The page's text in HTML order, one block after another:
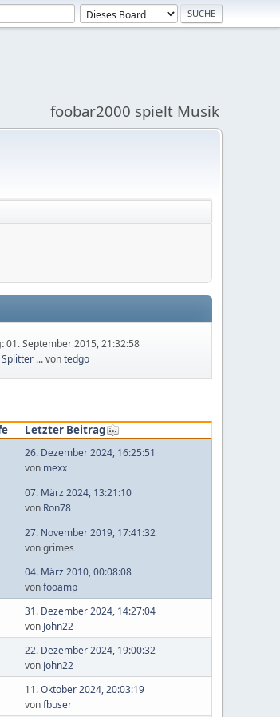
foobar2000 spielt Musik
01. September 2015, 21:32:58
...vontedgo
Letzter Beitrag
26. Dezember 2024, 16:25:51
von mexx
07. März 2024, 13:21:10
von Ron78
27. November 2019, 17:41:32
von grimes
04. März 2010, 00:08:08
vonfooamp
31. Dezember 2024, 14:27:04
von John22
22. Dezember 2024, 19:00:32
von John22
11. Oktober 2024, 20:03:19
vonfbuser